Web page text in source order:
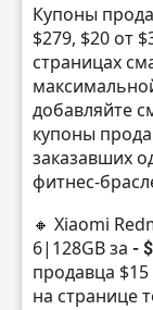
Купоны
$279, $20 от
страницах
добавляйте
купоны
заказавших
фитнес-
🔸 Xiaomi
6|128GB за -
продавца
на странице